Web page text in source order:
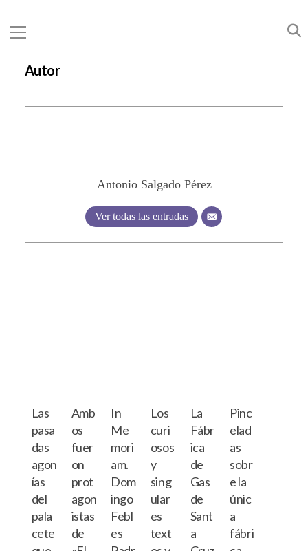
Autor
Antonio Salgado Pérez
Ver todas las entradas
Las
pasa
das
agon
ías
del
pala
cete
Amb
os
fuer
on
prot
agon
istas
de
In
Me
mori
am.
Dom
ingo
Febl
es
Los
curi
osos
y
sing
ular
es
text
La
Fábr
ica
de
Gas
de
Sant
a
Pinc
elad
as
sobr
e la
únic
a
fábri